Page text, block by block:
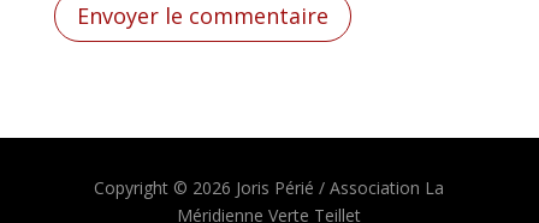
Envoyer le commentaire
Copyright © 2026 Joris Périé / Association La
Méridienne Verte Teillet